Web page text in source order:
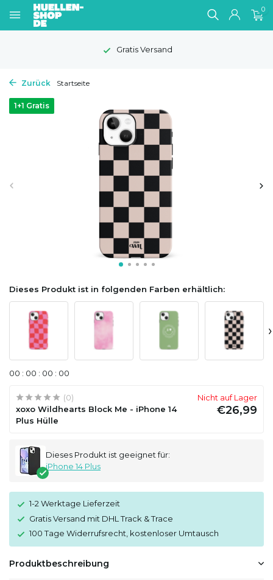
0
Gratis Versand
Zurück Startseite
1+1 Gratis
Dieses Produkt ist in folgenden Farben erhältlich:
›
00 : 00 : 00 : 00
(0)
xoxo Wildhearts Block Me - iPhone 14
Plus Hülle
Nicht auf Lager
€26,99
Dieses Produkt ist geeignet für:
iPhone 14 Plus
1-2 Werktage Lieferzeit
Gratis Versand mit DHL Track & Trace
100 Tage Widerrufsrecht, kostenloser Umtausch
Produktbeschreibung